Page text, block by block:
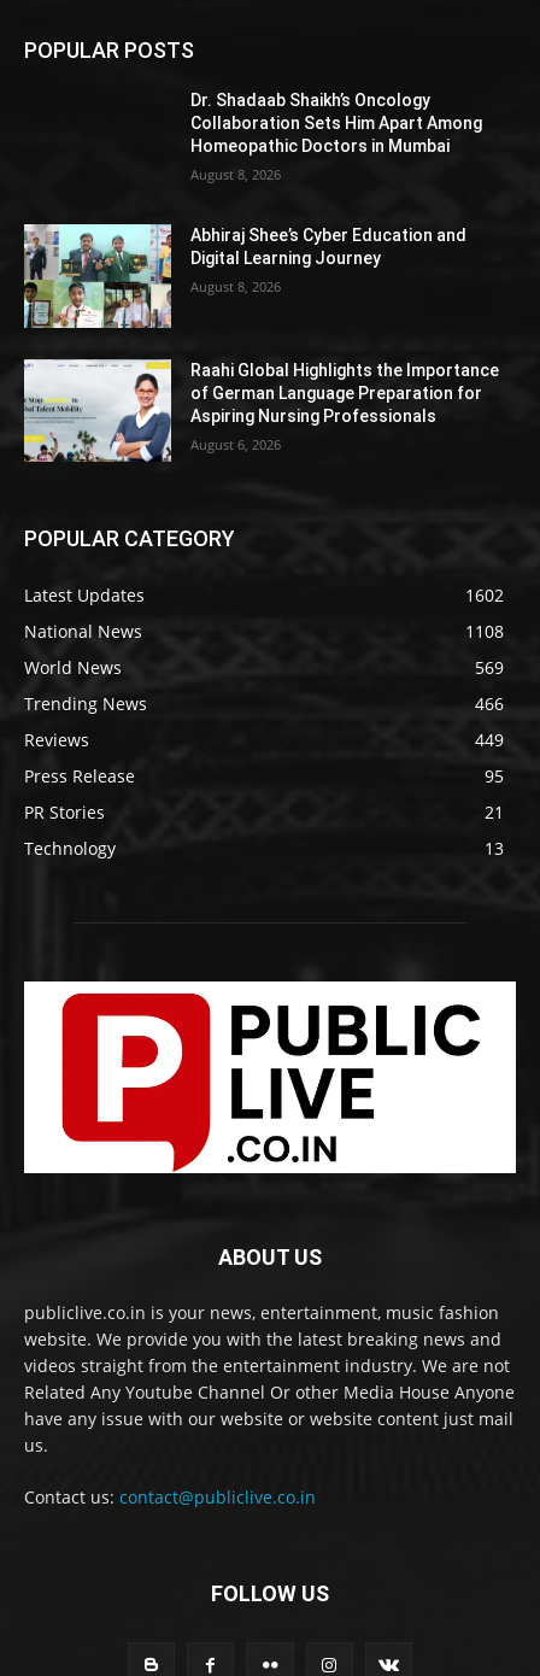
POPULAR POSTS
Dr. Shadaab Shaikh’s Oncology
Collaboration Sets Him Apart Among
Homeopathic Doctors in Mumbai
August 8, 2026
Abhiraj Shee’s Cyber Education and
Digital Learning Journey
August 8, 2026
Raahi Global Highlights the Importance
of German Language Preparation for
Aspiring Nursing Professionals
August 6, 2026
POPULAR CATEGORY
Latest Updates
1602
National News
1108
World News
569
Trending News
466
Reviews
449
Press Release
95
PR Stories
21
Technology
13
ABOUT US
publiclive.co.in is your news, entertainment, music fashion
website. We provide you with the latest breaking news and
videos straight from the entertainment industry. We are not
Related Any Youtube Channel Or other Media House Anyone
have any issue with our website or website content just mail
us.
Contact us: contact@publiclive.co.in
FOLLOW US